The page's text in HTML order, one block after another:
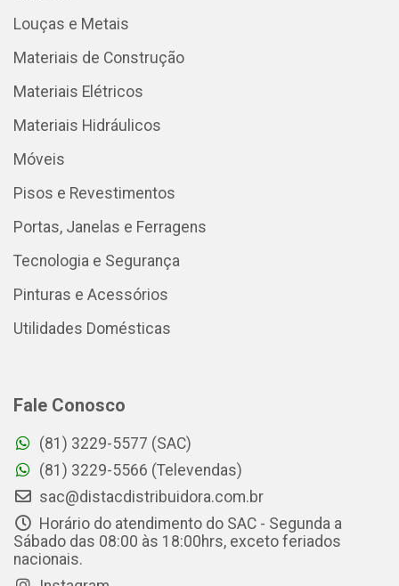
Louças e Metais
Materiais de Construção
Materiais Elétricos
Materiais Hidráulicos
Móveis
Pisos e Revestimentos
Portas, Janelas e Ferragens
Tecnologia e Segurança
Pinturas e Acessórios
Utilidades Domésticas
Fale Conosco
(81) 3229-5577 (SAC)
(81) 3229-5566 (Televendas)
sac@distacdistribuidora.com.br
Horário do atendimento do SAC - Segunda a
Sábado das 08:00 às 18:00hrs, exceto feriados
nacionais.